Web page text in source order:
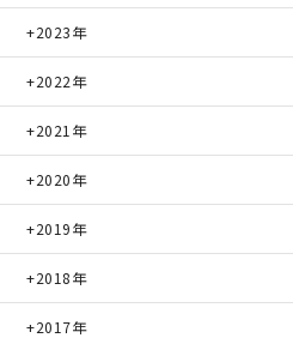
2023年
2022年
2021年
2020年
2019年
2018年
2017年